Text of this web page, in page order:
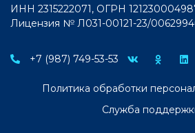
ИНН 2315222071, ОГРН
Лицензия № Л031-00121-23/00629946
+7 (987) 749-53-53
Политика обработки
Служба